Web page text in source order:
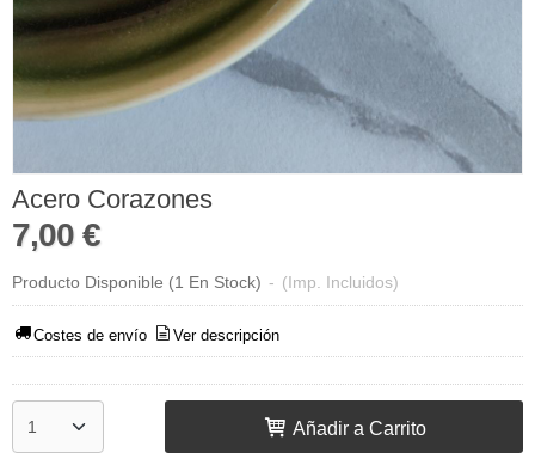
Acero Corazones
7,00 €
Producto Disponible (1 En Stock) - (Imp. Incluidos)
Costes de envío Ver descripción
Añadir a Carrito